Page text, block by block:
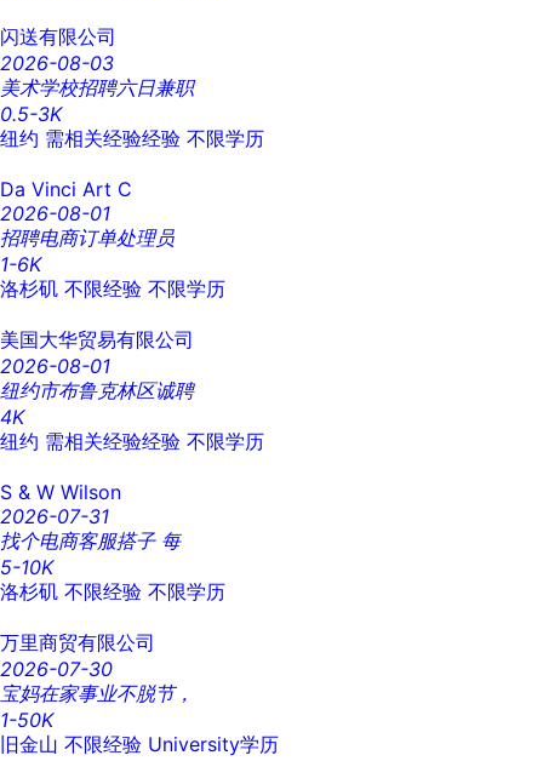
闪送有限公司
2026-08-03
美术学校招聘六日兼职
0.5-3K
纽约 需相关经验经验 不限学历
Da Vinci Art C
2026-08-01
招聘电商订单处理员
1-6K
洛杉矶 不限经验 不限学历
美国大华贸易有限公司
2026-08-01
纽约市布鲁克林区诚聘
4K
纽约 需相关经验经验 不限学历
S & W Wilson
2026-07-31
找个电商客服搭子 每
5-10K
洛杉矶 不限经验 不限学历
万里商贸有限公司
2026-07-30
宝妈在家事业不脱节，
1-50K
旧金山 不限经验 University学历